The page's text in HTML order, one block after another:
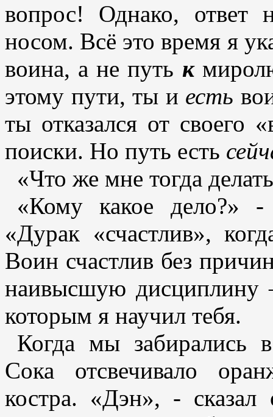
вопрос! Однако, ответ
носом. Всё это время я
воина, а не путь к
этому пути, ты и есть
ты отказался от своего
поиски. Но путь есть
«Что же мне тогда
«Кому какое дело?»
«Дурак «счастлив»,
Воин счастлив без
наивысшую дисциплину
которым я научил тебя.
Когда мы забирались
Сока отсвечивало
костра. «Дэн», - сказал